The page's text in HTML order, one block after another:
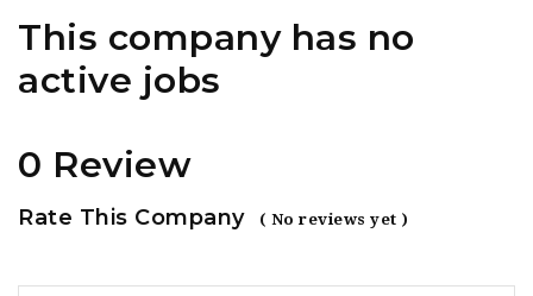
This company has no
active jobs
0 Review
Rate This Company ( No reviews yet )